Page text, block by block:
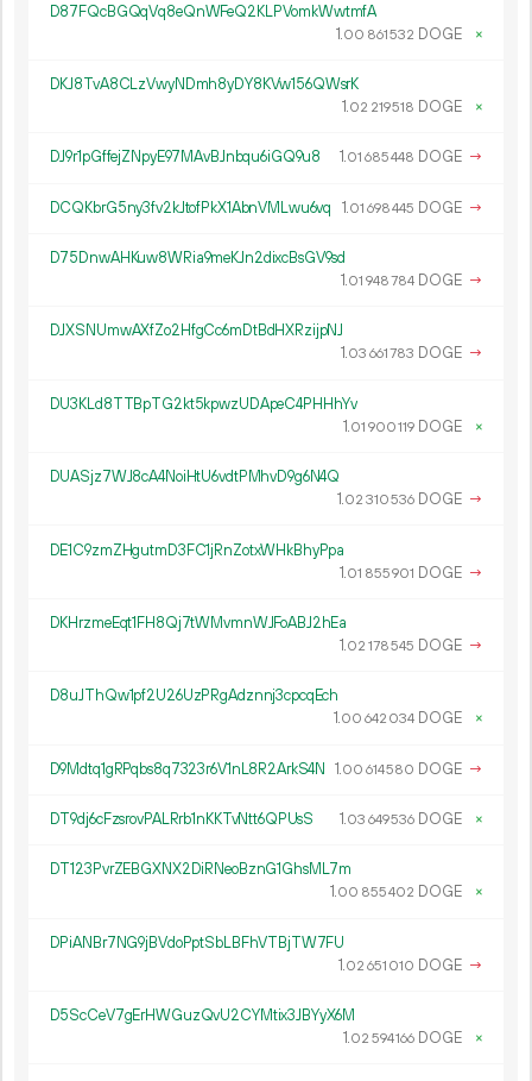
D87FQcBGQqVq8eQnWFeQ2KLPVomkWwtmfA
1.00 861532 DOGE ×
DKJ8TvA8CLzVwyNDmh8yDY8KVw156QWsrK
1.02 219518 DOGE ×
DJ9r1pGffejZNpyE97MAvBJnbqu6iGQ9u8 1.01 685448 DOGE →
DCQKbrG5ny3fv2kJtofPkX1AbnVMLwu6vq 1.01 698445 DOGE →
D75DnwAHKuw8WRia9meKJn2dixcBsGV9sd
1.01 948784 DOGE →
DJXSNUmwAXfZo2HfgCc6mDtBdHXRzijpNJ
1.03 661783 DOGE →
DU3KLd8TTBpTG2kt5kpwzUDApeC4PHHhYv
1.01 900119 DOGE ×
DUASjz7WJ8cA4NoiHtU6vdtPMhvD9g6N4Q
1.02 310536 DOGE →
DE1C9zmZHgutmD3FC1jRnZotxWHkBhyPpa
1.01 855901 DOGE →
DKHrzmeEqt1FH8Qj7tWMvmnWJFoABJ2hEa
1.02 178545 DOGE →
D8uJThQw1pf2U26UzPRgAdznnj3cpcqEch
1.00 642 034 DOGE ×
D9Mdtq1gRPqbs8q7323r6V1nL8R2ArkS4N 1.00 614580 DOGE →
DT9dj6cFzsrovPALRrb1nKKTvNtt6QPUsS 1.03 649536 DOGE ×
DT123PvrZEBGXNX2DiRNeoBznG1GhsML7m
1.00 855402 DOGE ×
DPiANBr7NG9jBVdoPptSbLBFhVTBjTW7FU
1.02 651 010 DOGE →
D5ScCeV7gErHWGuzQvU2CYMtix3JBYyX6M
1.02 594166 DOGE ×